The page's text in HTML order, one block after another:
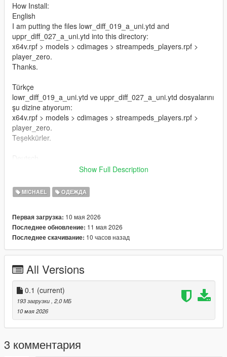
How Install:
English
I am putting the files lowr_diff_019_a_uni.ytd and
uppr_diff_027_a_uni.ytd into this directory:
x64v.rpf > models > cdimages > streampeds_players.rpf >
player_zero.
Thanks.
Türkçe
lowr_diff_019_a_uni.ytd ve uppr_diff_027_a_uni.ytd dosyalarını
şu dizine atıyorum:
x64v.rpf > models > cdimages > streampeds_players.rpf >
player_zero.
Teşekkürler.
Ich lege die Dateien lowr_diff_019_a_uni.ytd und
x64v.rpf > models > cdimages > streampeds_players.rpf >
player_zero.
Français
Je place les fichiers lowr_diff_019_a_uni.ytd et
uppr_diff_027_a_uni.ytd dans ce répertoire :
player_zero.
Merci.
-Version-0.1
-Only Add A Outfit For Game
Future:
Maybe I can Add Telekinesis and a mission for get this cloth
Thanks For Downloading My Mod :)
Show Full Description
MICHAEL ОДЕЖДА
Первая загрузка: 10 мая 2026
Последнее обновление: 11 мая 2026
Последнее скачивание: 10 часов назад
All Versions
0.1 (current)
193 загрузки , 2,0 МБ
10 мая 2026
3 комментария